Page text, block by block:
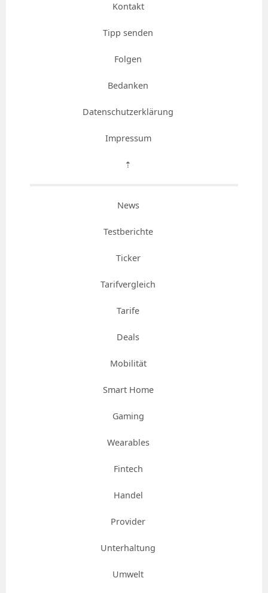
Kontakt
Tipp senden
Folgen
Bedanken
Datenschutzerklärung
Impressum
⇡
News
Testberichte
Ticker
Tarifvergleich
Tarife
Deals
Mobilität
Smart Home
Gaming
Wearables
Fintech
Handel
Provider
Unterhaltung
Umwelt